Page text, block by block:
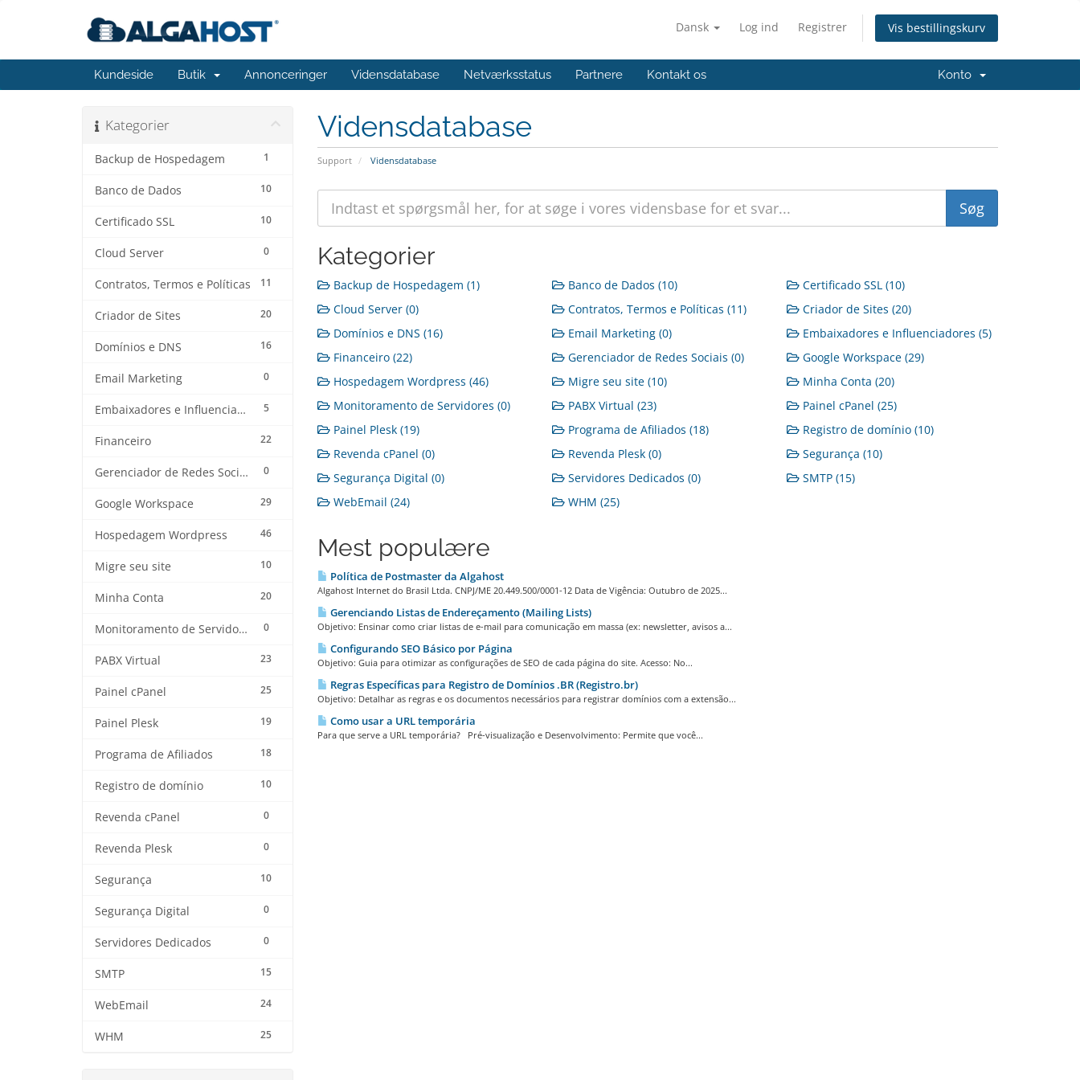
Dansk Log ind Registrer Vis bestillingskurv
Kundeside Butik Annonceringer Vidensdatabase Netværksstatus Partnere Kontakt os Konto
Vidensdatabase
Support Vidensdatabase
Kategorier
1
Backup de Hospedagem
10
Banco de Dados
10
Certificado SSL
0
Cloud Server
11
Contratos, Termos e Políticas
20
Criador de Sites
16
Domínios e DNS
0
Email Marketing
5
Embaixadores e Influenciadores
22
Financeiro
0
Gerenciador de Redes Sociais
29
Google Workspace
46
Hospedagem Wordpress
10
Migre seu site
20
Minha Conta
0
Monitoramento de Servidores
23
PABX Virtual
25
Painel cPanel
19
Painel Plesk
18
Programa de Afiliados
10
Registro de domínio
0
Revenda cPanel
0
Revenda Plesk
10
Segurança
0
Segurança Digital
0
Servidores Dedicados
15
SMTP
24
WebEmail
25
WHM
Kategorier
Backup de Hospedagem (1) Banco de Dados (10)
Certificado SSL (10)
Cloud Server (0)
Contratos, Termos e Políticas (11)
Criador de Sites (20)
Domínios e DNS (16)
Email Marketing (0)
Embaixadores e Influenciadores (5)
Financeiro (22)
Gerenciador de Redes Sociais (0)
Google Workspace (29)
Hospedagem Wordpress (46)
Migre seu site (10)
Minha Conta (20)
Monitoramento de Servidores (0)
PABX Virtual (23)
Painel cPanel (25)
Painel Plesk (19)
Programa de Afiliados (18)
Registro de domínio (10)
Revenda cPanel (0)
Revenda Plesk (0)
Segurança (10)
Segurança Digital (0)
Servidores Dedicados (0)
SMTP (15)
WebEmail (24)
WHM (25)
Mest populære
Política de Postmaster da Algahost
Algahost Internet do Brasil Ltda. CNPJ/ME 20.449.500/0001-12 Data de Vigência: Outubro de 2025...
Gerenciando Listas de Endereçamento (Mailing Lists)
Objetivo: Ensinar como criar listas de e-mail para comunicação em massa (ex: newsletter, avisos a...
Configurando SEO Básico por Página
Objetivo: Guia para otimizar as configurações de SEO de cada página do site. Acesso: No...
Regras Específicas para Registro de Domínios .BR (Registro.br)
Objetivo: Detalhar as regras e os documentos necessários para registrar domínios com a extensão...
Como usar a URL temporária
Para que serve a URL temporária? Pré-visualização e Desenvolvimento: Permite que você...